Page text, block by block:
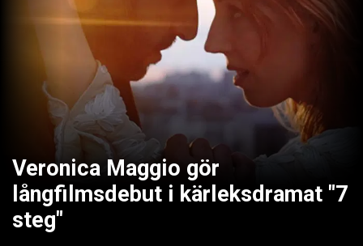
Veronica Maggio gör
långfilmsdebut i kärleksdramat "7
steg"